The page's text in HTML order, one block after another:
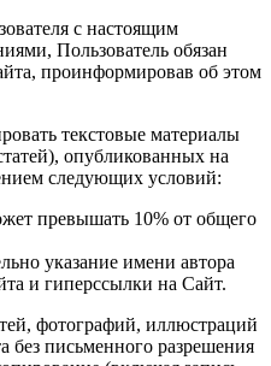
с настоящим
Пользователь обязан
проинформировав об этом
текстовые материалы
опубликованных на
следующих условий:
превышать 10% от общего
указание имени автора
и гиперссылки на Сайт.
фотографий, иллюстраций
без письменного разрешения